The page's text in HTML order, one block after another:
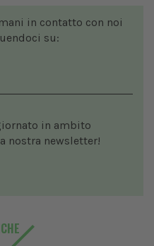
in contatto con noi
su:
in ambito
nostra newsletter!